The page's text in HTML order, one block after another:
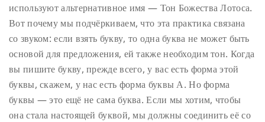
используют альтернативное имя — Тон Божества Лотоса.
Вот почему мы подчёркиваем, что эта практика связана
со звуком: если взять букву, то одна буква не может быть
основой для предложения, ей также необходим тон. Когда
вы пишите букву, прежде всего, у вас есть форма этой
буквы, скажем, у нас есть форма буквы А. Но форма
буквы — это ещё не сама буква. Если мы хотим, чтобы
она стала настоящей буквой, мы должны соединить её со